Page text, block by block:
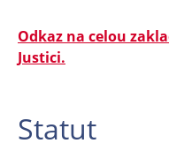
Odkaz na celou
Justici.
Statut